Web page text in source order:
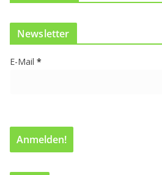
e
e
r
a
Newsletter
E-Mail *